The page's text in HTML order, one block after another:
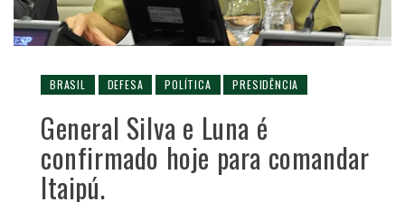
BRASIL DEFESA POLÍTICA PRESIDÊNCIA
General Silva e Luna é
confirmado hoje para comandar
Itaipú.